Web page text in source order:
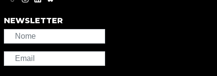
NEWSLETTER